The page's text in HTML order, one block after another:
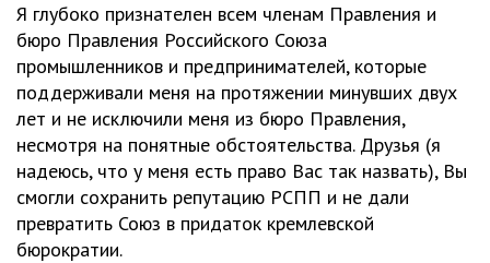
Я глубоко признателен всем членам Правления и
бюро Правления Российского Союза
промышленников и предпринимателей, которые
поддерживали меня на протяжении минувших двух
лет и не исключили меня из бюро Правления,
несмотря на понятные обстоятельства. Друзья (я
надеюсь, что у меня есть право Вас так назвать), Вы
смогли сохранить репутацию РСПП и не дали
превратить Союз в придаток кремлевской
бюрократии.